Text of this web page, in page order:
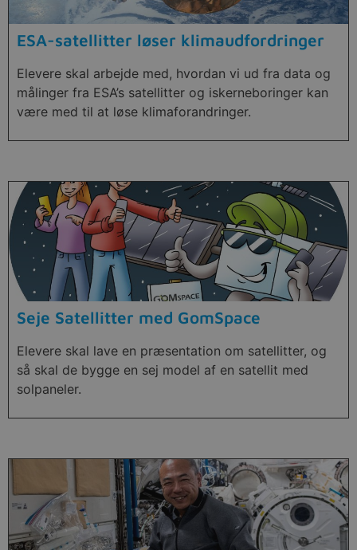
ESA-satellitter løser klimaudfordringer
Elevere skal arbejde med, hvordan vi ud fra data og
målinger fra ESA’s satellitter og iskerneboringer kan
være med til at løse klimaforandringer.
Seje Satellitter med GomSpace
Elevere skal lave en præsentation om satellitter, og
så skal de bygge en sej model af en satellit med
solpaneler.